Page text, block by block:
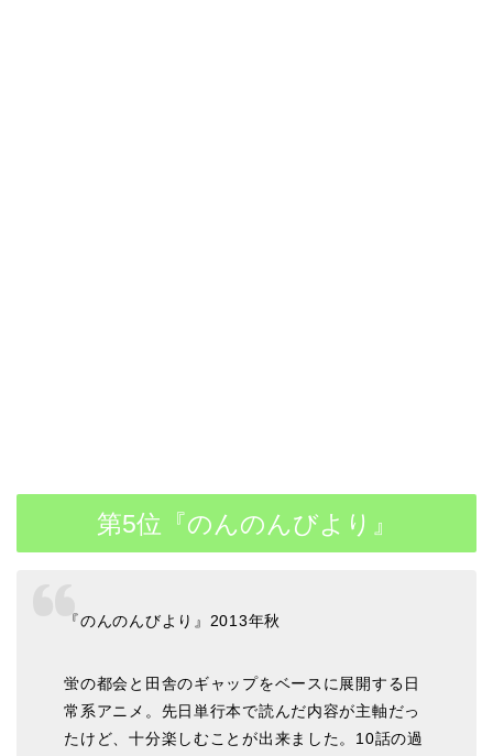
第5位『のんのんびより』
『のんのんびより』2013年秋
蛍の都会と田舎のギャップをベースに展開する日
常系アニメ。先日単行本で読んだ内容が主軸だっ
たけど、十分楽しむことが出来ました。10話の過